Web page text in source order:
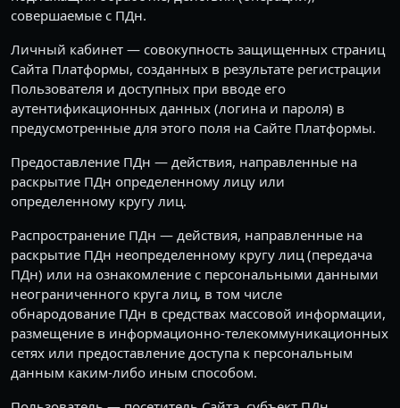
совершаемые с ПДн.
Личный кабинет — совокупность защищенных страниц
Сайта Платформы, созданных в результате регистрации
Пользователя и доступных при вводе его
аутентификационных данных (логина и пароля) в
предусмотренные для этого поля на Сайте Платформы.
Предоставление ПДн — действия, направленные на
раскрытие ПДн определенному лицу или
определенному кругу лиц.
Распространение ПДн — действия, направленные на
раскрытие ПДн неопределенному кругу лиц (передача
ПДн) или на ознакомление с персональными данными
неограниченного круга лиц, в том числе
обнародование ПДн в средствах массовой информации,
размещение в информационно-телекоммуникационных
сетях или предоставление доступа к персональным
данным каким-либо иным способом.